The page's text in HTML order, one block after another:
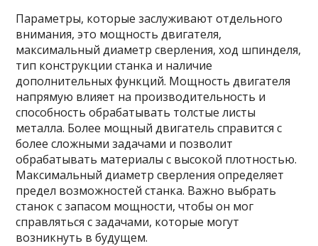
Параметры, которые заслуживают отдельного
внимания, это мощность двигателя,
максимальный диаметр сверления, ход шпинделя,
тип конструкции станка и наличие
дополнительных функций. Мощность двигателя
напрямую влияет на производительность и
способность обрабатывать толстые листы
металла. Более мощный двигатель справится с
более сложными задачами и позволит
обрабатывать материалы с высокой плотностью.
Максимальный диаметр сверления определяет
предел возможностей станка. Важно выбрать
станок с запасом мощности, чтобы он мог
справляться с задачами, которые могут
возникнуть в будущем.